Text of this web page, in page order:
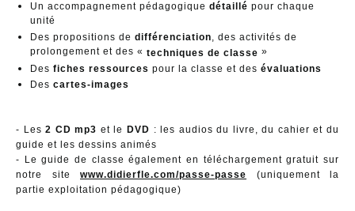
Un accompagnement pédagogique détaillé pour chaque
unité
Des propositions de différenciation, des activités de
prolongement et des « techniques de classe »
Des fiches ressources pour la classe et des évaluations
Des cartes-images
- Les2 CD mp3 et le DVD : les audios du livre, du cahier et du
guide et les dessins animés
- Le guide de classe également en téléchargement gratuit sur
notre site www.didierfle.com/passe-passe (uniquement la
partie exploitation pédagogique)